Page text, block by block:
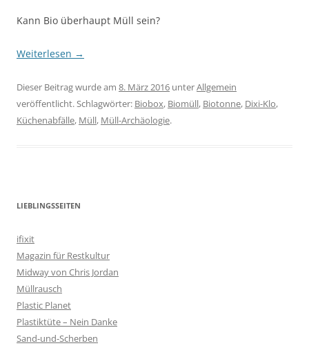
Kann Bio überhaupt Müll sein?
Weiterlesen →
Dieser Beitrag wurde am 8. März 2016 unterAllgemein
veröffentlicht. Schlagwörter: Biobox, Biomüll, Biotonne, Dixi-Klo,
Küchenabfälle, Müll, Müll-Archäologie.
LIEBLINGSSEITEN
ifixit
Magazin für Restkultur
Midway von Chris Jordan
Müllrausch
Plastic Planet
Plastiktüte – Nein Danke
Sand-und-Scherben